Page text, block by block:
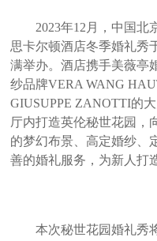
2023年12月，中国北
思卡尔顿酒店冬季婚礼秀
满举办。酒店携手美薇亭
纱品牌VERA WANG
GIUSUPPE ZANOTTI的
厅内打造英伦秘世花园，
的梦幻布景、高定婚纱、
善的婚礼服务，为新人打
本次秘世花园婚礼秀将